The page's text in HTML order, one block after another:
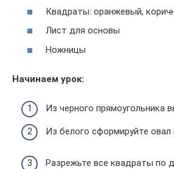
Квадраты: оранжевый,
Лист для основы
Ножницы
Начинаем урок:
Из черного прямоугольника
Из белого сформируйте овал
Разрежьте все квадраты по